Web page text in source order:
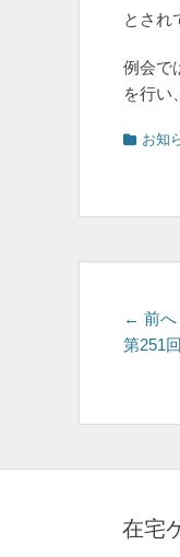
とされ
例会で
を行い
カ お知
投
稿
ビ
ゲ
シ
← 前へ
第251
在宅